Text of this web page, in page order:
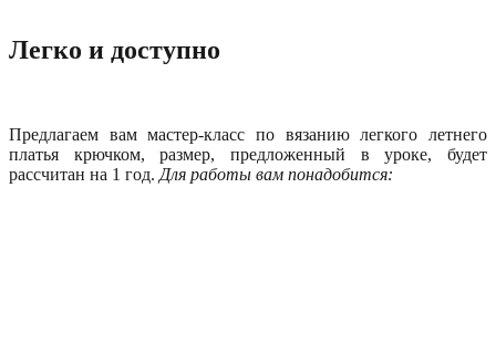
Легко и доступно
Предлагаем вам мастер-класс по вязанию легкого летнего
платья крючком, размер, предложенный в уроке, будет
рассчитан на 1 год. Для работы вам понадобится: